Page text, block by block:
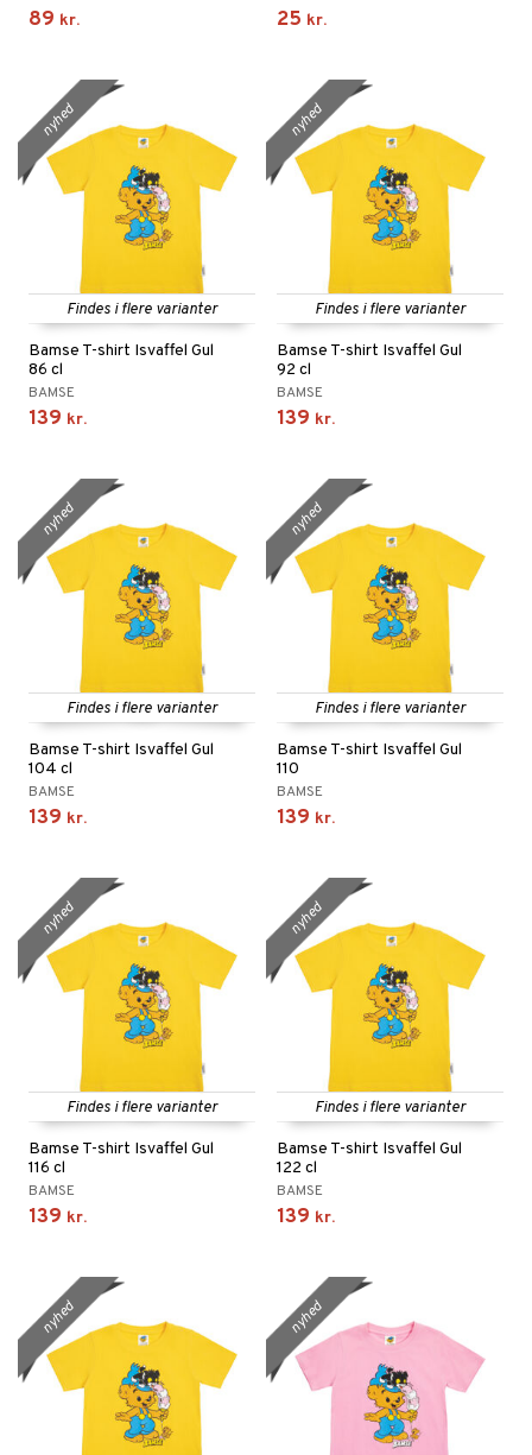
89 kr. 25 kr.
Findes i flere varianter
Bamse T-shirt Isvaffel Gul
86 cl
BAMSE
139 kr.
nyhed
Findes i flere varianter
Bamse T-shirt Isvaffel Gul
92 cl
BAMSE
139 kr.
nyhed
Findes i flere varianter
Bamse T-shirt Isvaffel Gul
104 cl
BAMSE
139 kr.
nyhed
Findes i flere varianter
Bamse T-shirt Isvaffel Gul
110
BAMSE
139 kr.
nyhed
Findes i flere varianter
Bamse T-shirt Isvaffel Gul
116 cl
BAMSE
139 kr.
nyhed
Findes i flere varianter
Bamse T-shirt Isvaffel Gul
122 cl
BAMSE
139 kr.
nyhed
nyhed nyhed